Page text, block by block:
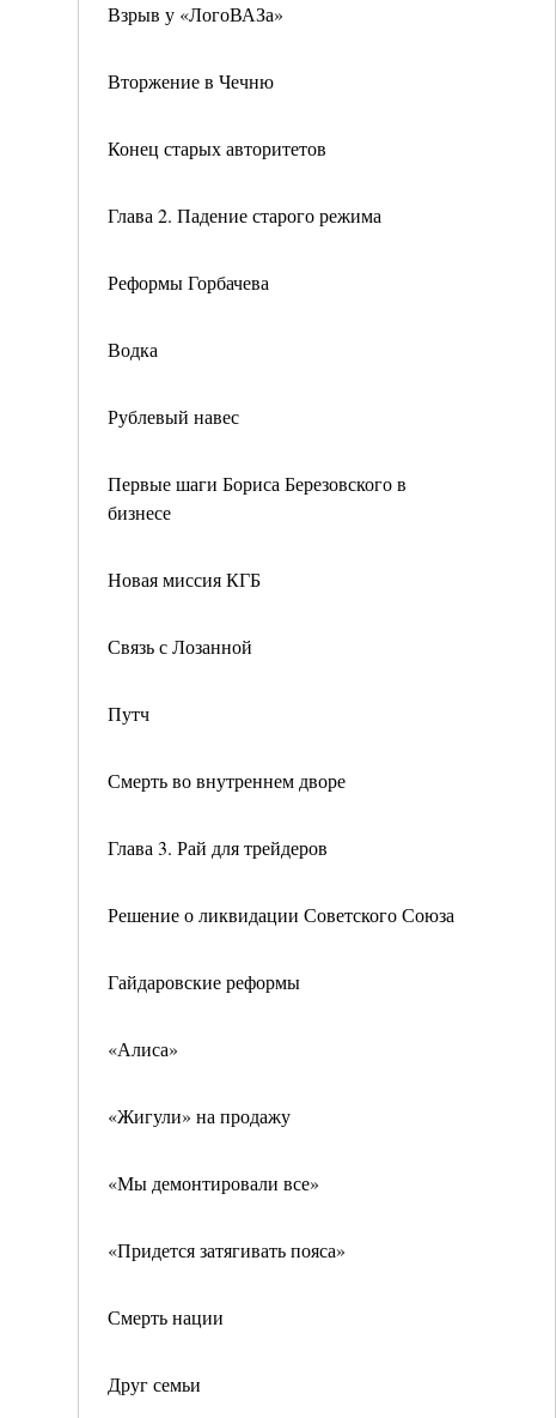
Взрыв у «ЛогоВАЗа»
Вторжение в Чечню
Конец старых авторитетов
Глава 2. Падение старого режима
Реформы Горбачева
Водка
Рублевый навес
Первые шаги Бориса Березовского в
бизнесе
Новая миссия КГБ
Связь с Лозанной
Путч
Смерть во внутреннем дворе
Глава 3. Рай для трейдеров
Решение о ликвидации Советского Союза
Гайдаровские реформы
«Алиса»
«Жигули» на продажу
«Мы демонтировали все»
«Придется затягивать пояса»
Смерть нации
Друг семьи